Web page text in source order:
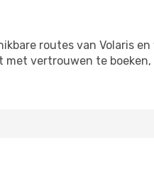
routes van Volaris
vertrouwen te